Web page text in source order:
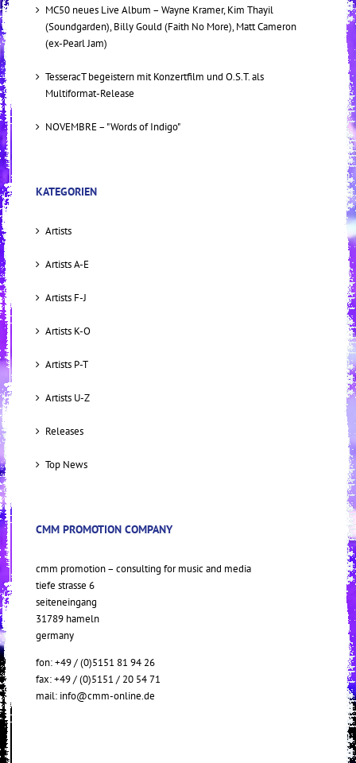
MC50 neues Live Album – Wayne Kramer, Kim Thayil
(Soundgarden), Billy Gould (Faith No More), Matt Cameron
(ex-Pearl Jam)
TesseracT begeistern mit Konzertfilm und O.S.T. als
Multiformat-Release
NOVEMBRE – "Words of Indigo"
KATEGORIEN
Artists
Artists A-E
Artists F-J
Artists K-O
Artists P-T
Artists U-Z
Releases
Top News
CMM PROMOTION COMPANY
cmm promotion – consulting for music and media
tiefe strasse 6
seiteneingang
31789 hameln
germany
fon: +49 / (0)5151 81 94 26
fax: +49 / (0)5151 / 20 54 71
mail: info@cmm-online.de